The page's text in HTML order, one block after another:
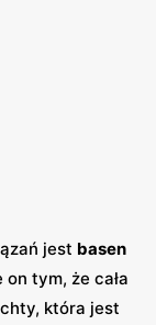
jest basen
tym, że cała
która jest